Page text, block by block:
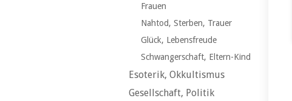
Frauen
Nahtod, Sterben, Trauer
Glück, Lebensfreude
Schwangerschaft, Eltern-Kind
Esoterik, Okkultismus
Gesellschaft, Politik